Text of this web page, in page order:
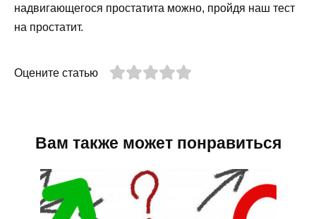
надвигающегося простатита можно, пройдя наш тест
на простатит.
Оцените статью
Вам также может понравиться